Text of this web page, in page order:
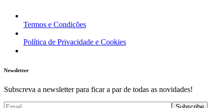
Termos e Condições
Política de Privacidade e Cookies
Newsletter
Subscreva a newsletter para ficar a par de todas as novidades!